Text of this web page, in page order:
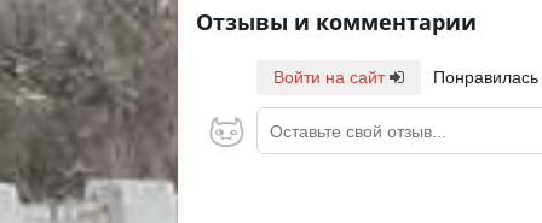
Отзывы и комментарии
Войти на сайт Понравилась
Оставьте свой отзыв...